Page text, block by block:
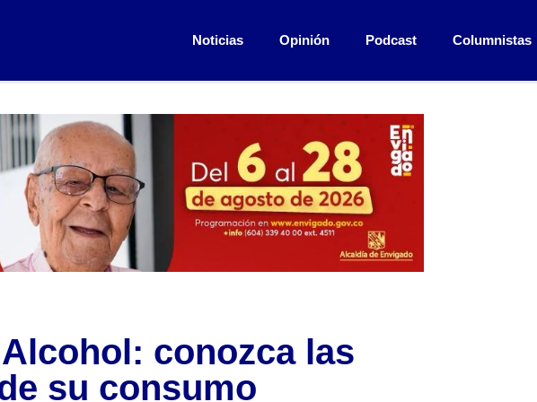
Noticias Opinión Podcast Columnistas
conozca las
su consumo